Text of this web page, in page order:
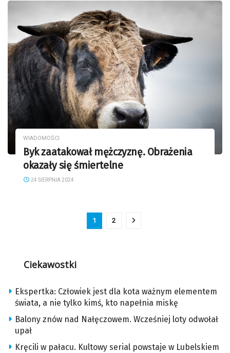
WIADOMOŚCI
Byk zaatakował mężczyznę. Obrażenia
okazały się śmiertelne
24 SIERPNIA 2024
1 2
Ciekawostki
Ekspertka: Człowiek jest dla kota ważnym elementem
świata, a nie tylko kimś, kto napełnia miskę
Balony znów nad Nałęczowem. Wcześniej loty odwołał
upał
Kręcili w pałacu. Kultowy serial powstaje w Lubelskiem